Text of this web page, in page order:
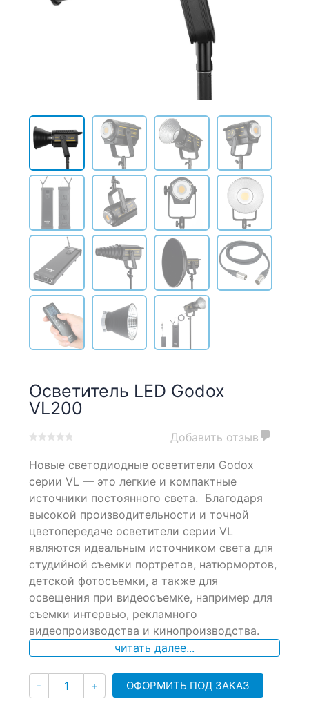
Осветитель LED Godox
VL200
out
based
on
customer
ratings
Добавить отзыв
Новые светодиодные осветители Godox
серии VL — это легкие и компактные
источники постоянного света. Благодаря
высокой производительности и точной
цветопередаче осветители серии VL
являются идеальным источником света для
студийной съемки портретов, натюрмортов,
детской фотосъемки, а также для
освещения при видеосъемке, например для
съемки интервью, рекламного
видеопроизводства и кинопроизводства.
читать далее...
- Количество
+ ОФОРМИТЬ ПОД ЗАКАЗ